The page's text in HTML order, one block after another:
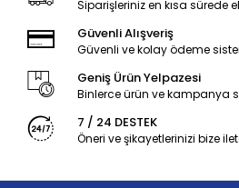
Siparişleriniz en kısa sürede
Güvenli Alışveriş
Güvenli ve kolay ödeme
Geniş Ürün Yelpazesi
Binlerce ürün ve kampanya
7 / 24 DESTEK
Öneri ve şikayetlerinizi bize